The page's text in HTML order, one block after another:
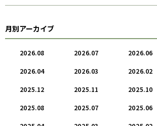
月別アーカイブ
2026.08 2026.07 2026.06
2026.04 2026.03 2026.02
2025.12 2025.11 2025.10
2025.08 2025.07 2025.06